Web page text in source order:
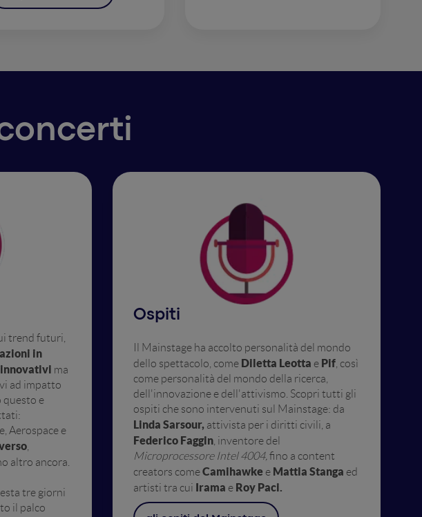
trend futuri,
in
ma
ad impatto
questo e
Aerospace e
altro ancora.
tre giorni
il palco
Ospiti
Il Mainstage ha accolto personalità del mondo
dello spettacolo, come Diletta Leotta e Pif , così
come personalità del mondo della ricerca,
dell'innovazione e dell'attivismo. Scopri tutti gli
ospiti che sono intervenuti sul Mainstage: da
Linda Sarsour, attivista per i diritti civili, a
Federico Faggin , inventore del
Microprocessore Intel 4004, fino a content
creators comeCamihawke e Mattia Stanga ed
artisti tra cui Irama e Roy Paci.